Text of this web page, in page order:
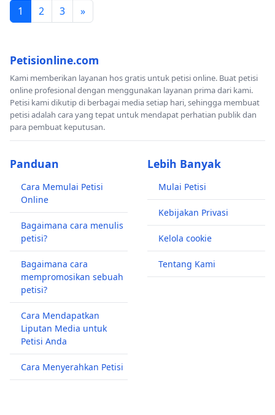
1 2 3 »
Petisionline.com
Kami memberikan layanan hos gratis untuk petisi online. Buat petisi
online profesional dengan menggunakan layanan prima dari kami.
Petisi kami dikutip di berbagai media setiap hari, sehingga membuat
petisi adalah cara yang tepat untuk mendapat perhatian publik dan
para pembuat keputusan.
Panduan
Cara Memulai Petisi
Online
Bagaimana cara menulis
petisi?
Bagaimana cara
mempromosikan sebuah
petisi?
Cara Mendapatkan
Liputan Media untuk
Petisi Anda
Cara Menyerahkan Petisi
Lebih Banyak
Mulai Petisi
Kebijakan Privasi
Kelola cookie
Tentang Kami